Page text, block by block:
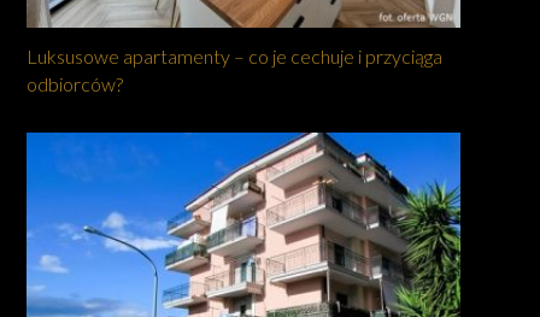
Luksusowe apartamenty – co je cechuje i przyciąga
odbiorców?